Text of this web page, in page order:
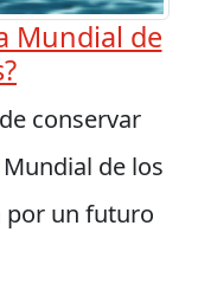
Mundial de
conservar
de los
por un futuro